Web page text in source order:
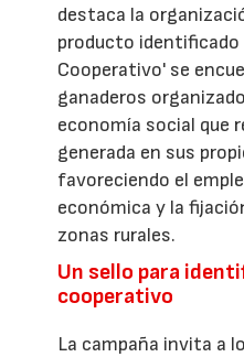
destaca la
producto
Cooperativo' se
ganaderos
economía social que
generada en sus
favoreciendo el
económica y la
zonas rurales.
Un sello para
cooperativo
La campaña invita a